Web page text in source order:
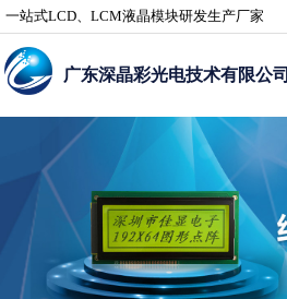
一站式LCD、LCM液晶模块研发生产厂家
广东深晶彩光电技术有限公司